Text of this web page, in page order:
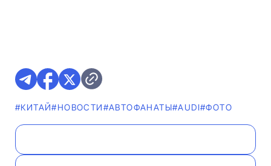
#КИТАЙ#НОВОСТИ#AВТОФАНАТЫ#AUDI#ФОТО